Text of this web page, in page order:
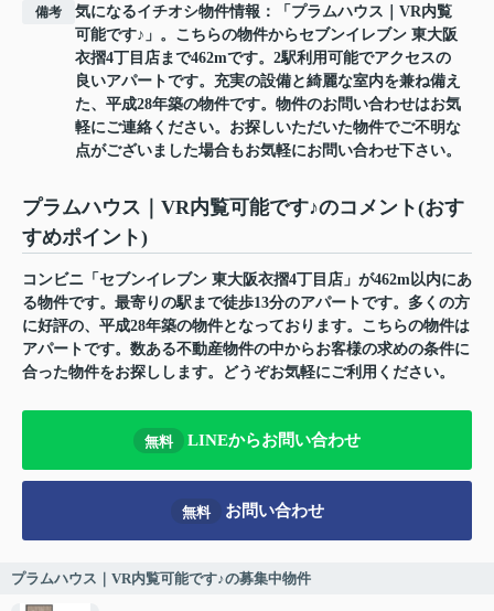
備考
気になるイチオシ物件情報：「プラムハウス｜VR内覧
可能です♪」。こちらの物件からセブンイレブン 東大阪
衣摺4丁目店まで462mです。2駅利用可能でアクセスの
良いアパートです。充実の設備と綺麗な室内を兼ね備え
た、平成28年築の物件です。物件のお問い合わせはお気
軽にご連絡ください。お探しいただいた物件でご不明な
点がございました場合もお気軽にお問い合わせ下さい。
プラムハウス｜VR内覧可能です♪のコメント(おす
すめポイント)
コンビニ「セブンイレブン 東大阪衣摺4丁目店」が462m以内にあ
る物件です。最寄りの駅まで徒歩13分のアパートです。多くの方
に好評の、平成28年築の物件となっております。こちらの物件は
アパートです。数ある不動産物件の中からお客様の求めの条件に
合った物件をお探しします。どうぞお気軽にご利用ください。
無料 LINEからお問い合わせ
無料 お問い合わせ
プラムハウス｜VR内覧可能です♪の募集中物件